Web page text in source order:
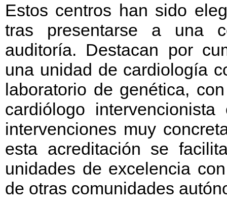
Estos centros han sido
tras presentarse a una
auditoría. Destacan por
una unidad de cardiología
laboratorio de genética,
cardiólogo
intervenciones muy
esta acreditación se
unidades de excelencia
de otras comunidades